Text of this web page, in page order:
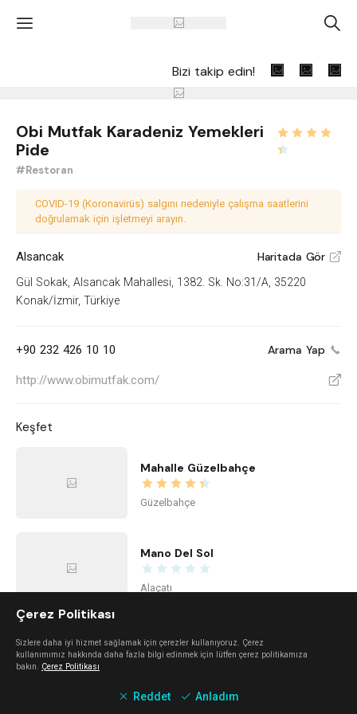
' A
Bizi takip edin!
Obi Mutfak Karadeniz Yemekleri
Pide
#Restoran
COVID-19 (Koronavirüs) salgını nedeniyle çalışma saatlerini
doğrulamak için işletmeyi arayın.
Alsancak Haritada Gör V
Gül Sokak, Alsancak Mahallesi, 1382. Sk. No:31/A, 35220
Konak/İzmir, Türkiye
+90 232 426 10 10 Arama Yap
http://www.obimutfak.com/ V
Keşfet
Mahalle Güzelbahçe
Güzelbahçe
Mano Del Sol
Alaçatı
Urla Dam
Çerez Politikası
Sizlere daha iyi hizmet sağlamak için çerezler kullanıyoruz. Çerez
kullanımımız hakkında daha fazla bilgi edinmek için lütfen çerez politikamıza
bakın. Çerez Politikası
Reddet Anladım